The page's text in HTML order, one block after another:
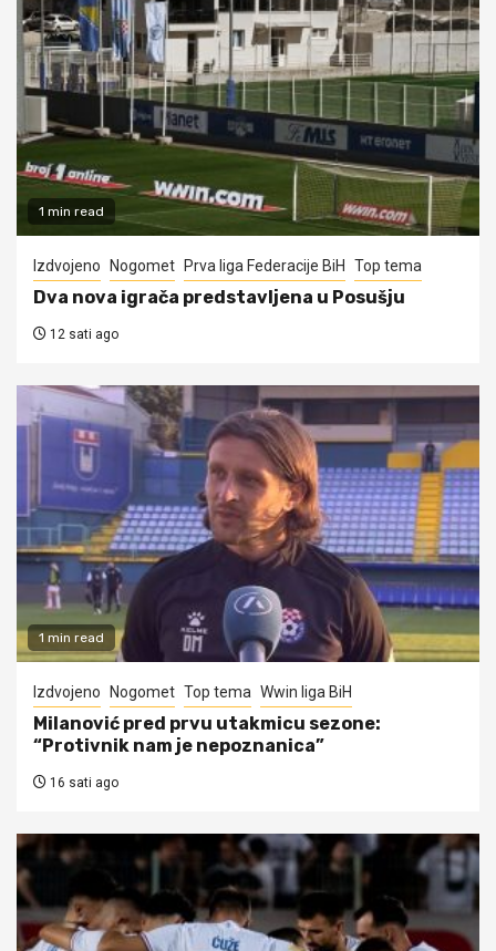
1 min read
Izdvojeno Nogomet Prva liga Federacije BiH Top tema
Dva nova igrača predstavljena u Posušju
12 sati ago
1 min read
Izdvojeno Nogomet Top tema Wwin liga BiH
Milanović pred prvu utakmicu sezone:
“Protivnik nam je nepoznanica”
16 sati ago